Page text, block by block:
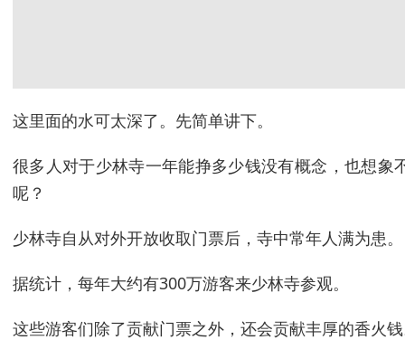
这里面的水可太深了。先简单讲下。
很多人对于少林寺一年能挣多少钱没有概念，也想象
呢？
少林寺自从对外开放收取门票后，寺中常年人满为患。
据统计，每年大约有300万游客来少林寺参观。
这些游客们除了贡献门票之外，还会贡献丰厚的香火